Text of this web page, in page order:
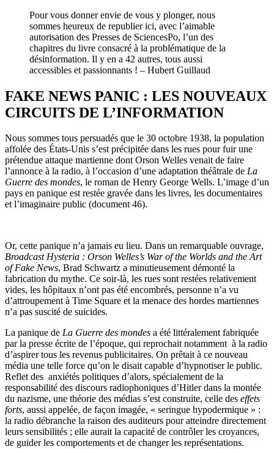
Pour vous donner envie de vous y plonger, nous
sommes heureux de republier ici, avec l’aimable
autorisation des Presses de SciencesPo, l’un des
chapitres du livre consacré à la problématique de la
désinformation. Il y en a 42 autres, tous aussi
accessibles et passionnants ! – Hubert Guillaud
FAKE NEWS PANIC : LES NOUVEAUX
CIRCUITS DE L’INFORMATION
Nous sommes tous persuadés que le 30 octobre 1938, la population
affolée des États-Unis s’est précipitée dans les rues pour fuir une
prétendue attaque martienne dont Orson Welles venait de faire
l’annonce à la radio, à l’occasion d’une adaptation théâtrale de La
Guerre des mondes, le roman de Henry George Wells. L’image d’un
pays en panique est restée gravée dans les livres, les documentaires
et l’imaginaire public (document 46).
Or, cette panique n’a jamais eu lieu. Dans un remarquable ouvrage,
Broadcast Hysteria : Orson Welles’s War of the Worlds and the Art
of Fake News, Brad Schwartz a minutieusement démonté la
fabrication du mythe. Ce soir-là, les rues sont restées relativement
vides, les hôpitaux n’ont pas été encombrés, personne n’a vu
d’attroupement à Time Square et la menace des hordes martiennes
n’a pas suscité de suicides.
La panique de La Guerre des mondes a été littéralement fabriquée
par la presse écrite de l’époque, qui reprochait notamment à la radio
d’aspirer tous les revenus publicitaires. On prêtait à ce nouveau
média une telle force qu’on le disait capable d’hypnotiser le public.
Reflet des anxiétés politiques d’alors, spécialement de la
responsabilité des discours radiophoniques d’Hitler dans la montée
du nazisme, une théorie des médias s’est construite, celle des effets
forts, aussi appelée, de façon imagée, « seringue hypodermique » :
la radio débranche la raison des auditeurs pour atteindre directement
leurs sensibilités ; elle aurait la capacité de contrôler les croyances,
de guider les comportements et de changer les représentations.